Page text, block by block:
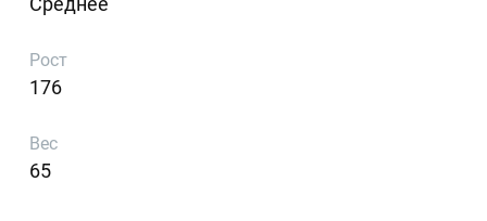
Рост
176
Вес
65